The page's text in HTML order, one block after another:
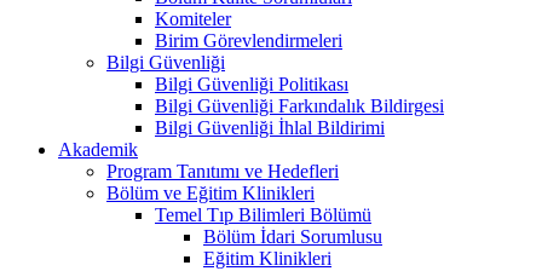
Komiteler
Birim Görevlendirmeleri
Bilgi Güvenliği
Bilgi Güvenliği Politikası
Bilgi Güvenliği Farkındalık Bildirgesi
Bilgi Güvenliği İhlal Bildirimi
Akademik
Program Tanıtımı ve Hedefleri
Bölüm ve Eğitim Klinikleri
Temel Tıp Bilimleri Bölümü
Bölüm İdari Sorumlusu
Eğitim Klinikleri